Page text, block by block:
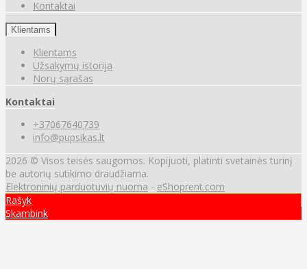
Kontaktai
Klientams
Klientams
Užsakymų istorija
Norų sąrašas
Kontaktai
+37067640739
info@pupsikas.lt
2026 © Visos teisės saugomos. Kopijuoti, platinti svetainės turinį
be autorių sutikimo draudžiama.
Elektroninių parduotuvių nuoma - eShoprent.com
Rašyk
Skambink